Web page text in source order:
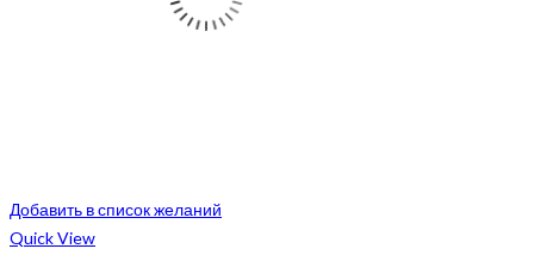
Добавить в список желаний
Quick View